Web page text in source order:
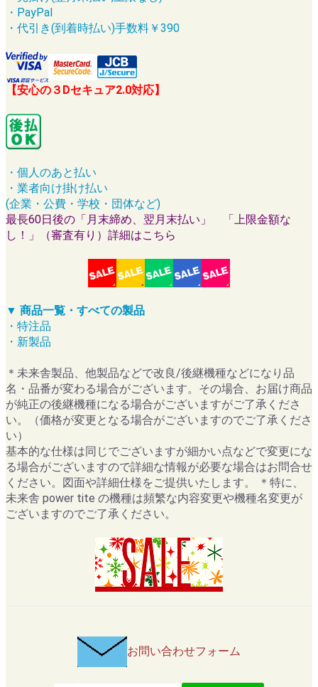
・PayPal
・代引き(到着時払い)手数料￥390
【安心の３Dセキュア2.0対応】
・個人のあと払い
・業者向け掛け払い
(企業・公費・学校・団体など)
最長60日後の「月末締め、翌月末払い」 「上限金額な
し！」（審査有り）詳細はこちら
▼ 商品一覧・すべての製品
・特注品
・新製品
＊未来舎製品、他製品などで改良/後継機種などになり品
名・品番が変わる場合がございます。その場合、お届け商品
が純正の後継機種になる場合がございますがご了承くださ
い。（価格が変更となる場合がございますのでご了承くださ
い）
基本的な仕様は同じでございますが細かい点などで変更にな
る場合がございますので詳細な情報が必要な場合はお問合せ
ください。図面や詳細仕様をご提供いたします。 ＊特に、
未来舎 power tite の機種は頻繁な内容変更や機種名変更が
ございますのでご了承ください。
お問い合わせフォーム